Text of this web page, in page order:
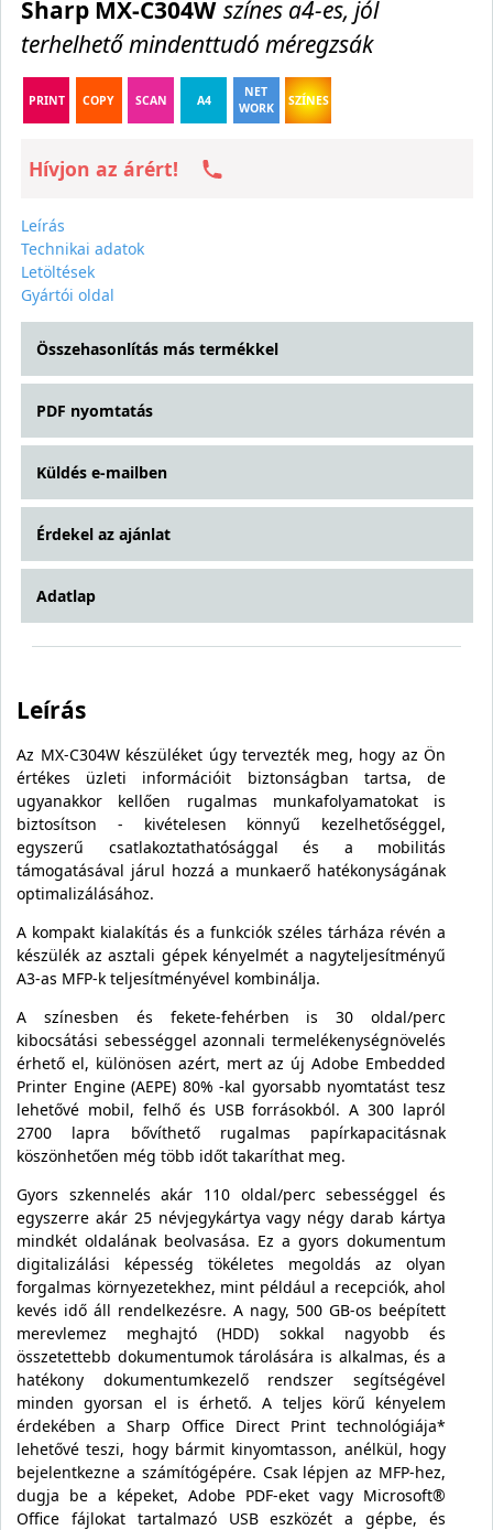
Sharp MX-C304W színes a4-es, jól
terhelhető mindenttudó méregzsák
PRINT COPY SCAN A4
NET
WORK
SZÍNES
Hívjon az árért!
Leírás
Technikai adatok
Letöltések
Gyártói oldal
Összehasonlítás más termékkel
PDF nyomtatás
Küldés e-mailben
Érdekel az ajánlat
Adatlap
Leírás
Az MX-C304W készüléket úgy tervezték meg, hogy az Ön
értékes üzleti információit biztonságban tartsa, de
ugyanakkor kellően rugalmas munkafolyamatokat is
biztosítson - kivételesen könnyű kezelhetőséggel,
egyszerű csatlakoztathatósággal és a mobilitás
támogatásával járul hozzá a munkaerő hatékonyságának
optimalizálásához.
A kompakt kialakítás és a funkciók széles tárháza révén a
készülék az asztali gépek kényelmét a nagyteljesítményű
A3-as MFP-k teljesítményével kombinálja.
A színesben és fekete-fehérben is 30 oldal/perc
kibocsátási sebességgel azonnali termelékenységnövelés
érhető el, különösen azért, mert az új Adobe Embedded
Printer Engine (AEPE) 80% -kal gyorsabb nyomtatást tesz
lehetővé mobil, felhő és USB forrásokból. A 300 lapról
2700 lapra bővíthető rugalmas papírkapacitásnak
köszönhetően még több időt takaríthat meg.
Gyors szkennelés akár 110 oldal/perc sebességgel és
egyszerre akár 25 névjegykártya vagy négy darab kártya
mindkét oldalának beolvasása. Ez a gyors dokumentum
digitalizálási képesség tökéletes megoldás az olyan
forgalmas környezetekhez, mint például a recepciók, ahol
kevés idő áll rendelkezésre. A nagy, 500 GB-os beépített
merevlemez meghajtó (HDD) sokkal nagyobb és
összetettebb dokumentumok tárolására is alkalmas, és a
hatékony dokumentumkezelő rendszer segítségével
minden gyorsan el is érhető. A teljes körű kényelem
érdekében a Sharp Office Direct Print technológiája*
lehetővé teszi, hogy bármit kinyomtasson, anélkül, hogy
bejelentkezne a számítógépére. Csak lépjen az MFP-hez,
dugja be a képeket, Adobe PDF-eket vagy Microsoft®
Office fájlokat tartalmazó USB eszközét a gépbe, és